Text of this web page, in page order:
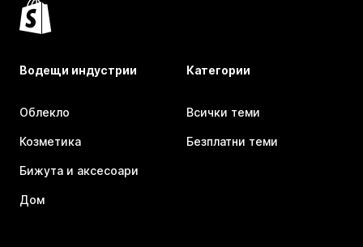
Водещи индустрии
Облекло
Козметика
Бижута и аксесоари
Дом
Категории
Всички теми
Безплатни теми